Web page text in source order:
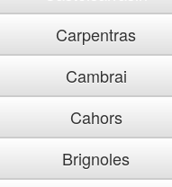
Carpentras
Cambrai
Cahors
Brignoles